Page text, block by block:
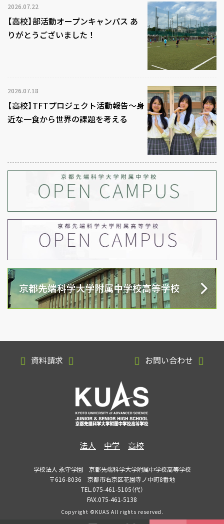
2026.07.22
【高校】部活動オープンキャンパス あ
りがとうございました！
2026.07.18
【高校】TFTプロジェクト活動報告～身
近な一食から世界の課題を考える
資料請求 お問い合わせ
法人 中学 高校
学校法人 永守学園 京都先端科学大学附属中学校高等学校
〒616-8036 京都市右京区花園寺ノ中町8番地
TEL.075-461-5105（代）
FAX.075-461-5138
Copyright ©KUAS All rights reserved.